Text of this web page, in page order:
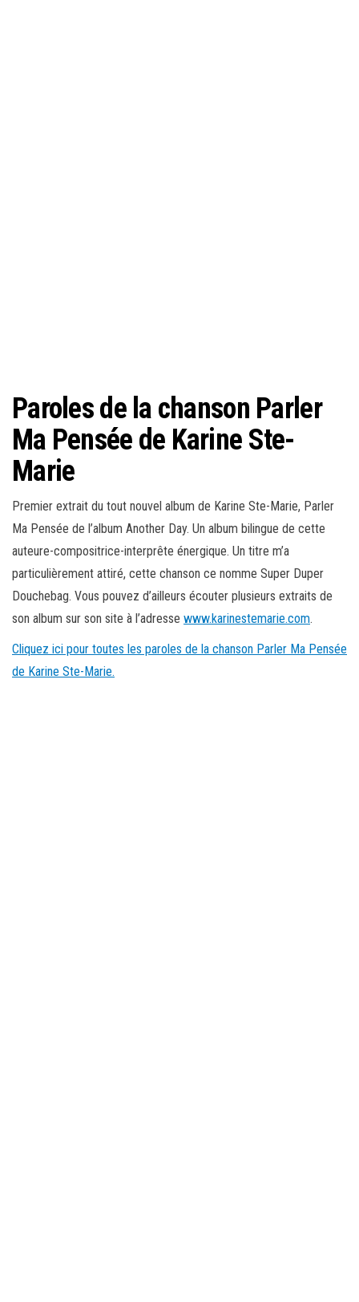
Paroles de la chanson Parler
Ma Pensée de Karine Ste-
Marie
Premier extrait du tout nouvel album de Karine Ste-Marie, Parler
Ma Pensée de l’album Another Day. Un album bilingue de cette
auteure-compositrice-interprête énergique. Un titre m’a
particulièrement attiré, cette chanson ce nomme Super Duper
Douchebag. Vous pouvez d’ailleurs écouter plusieurs extraits de
son album sur son site à l’adresse www.karinestemarie.com.
Cliquez ici pour toutes les paroles de la chanson Parler Ma Pensée
de Karine Ste-Marie.